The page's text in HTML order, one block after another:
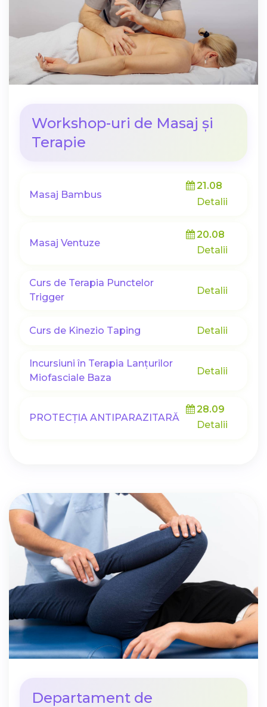
Workshop-uri de Masaj și
Terapie
Masaj Bambus
21.08
Detalii
Masaj Ventuze
20.08
Detalii
Curs de Terapia Punctelor
Trigger
Detalii
Curs de Kinezio Taping Detalii
Incursiuni în Terapia Lanțurilor
Miofasciale Baza
Detalii
PROTECȚIA ANTIPARAZITARĂ
28.09
Detalii
Departament de